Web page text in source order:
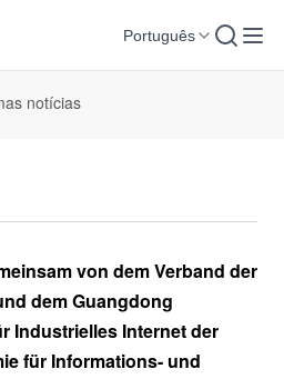
Português
notícias
von dem Verband der
dem Guangdong
Industrielles Internet der
für Informations- und